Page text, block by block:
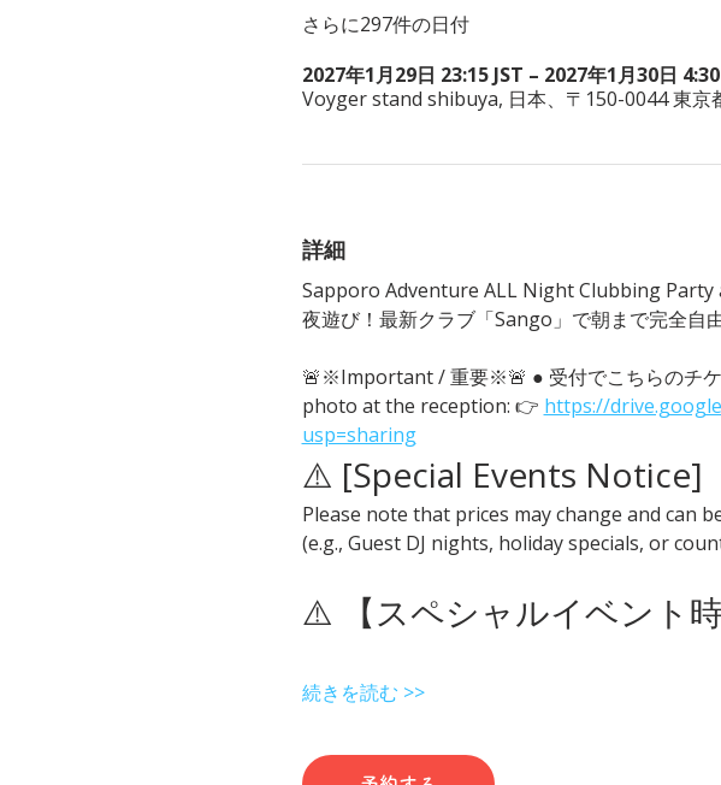
さらに297件の日付
2027年1月29日 23:15 JST – 2027年1月30日 4:30
Voyger stand shibuya, 日本、〒150-0044 東京
詳細
Sapporo Adventure ALL Night Clubbing
夜遊び！最新クラブ「Sango」で朝まで完全自
🚨※Important / 重要※🚨 ● 受付でこちらのチ
photo at the reception: 👉 https://
usp=sharing
⚠️ [Special Events Notice]
Please note that prices may change and can
(e.g., Guest DJ nights, holiday specials, or
⚠️ 【スペシャルイベント時
続きを読む >>